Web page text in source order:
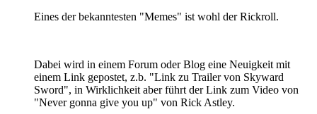
Eines der bekanntesten "Memes" ist wohl der Rickroll.
Dabei wird in einem Forum oder Blog eine Neuigkeit mit
einem Link gepostet, z.b. "Link zu Trailer von Skyward
Sword", in Wirklichkeit aber führt der Link zum Video von
"Never gonna give you up" von Rick Astley.